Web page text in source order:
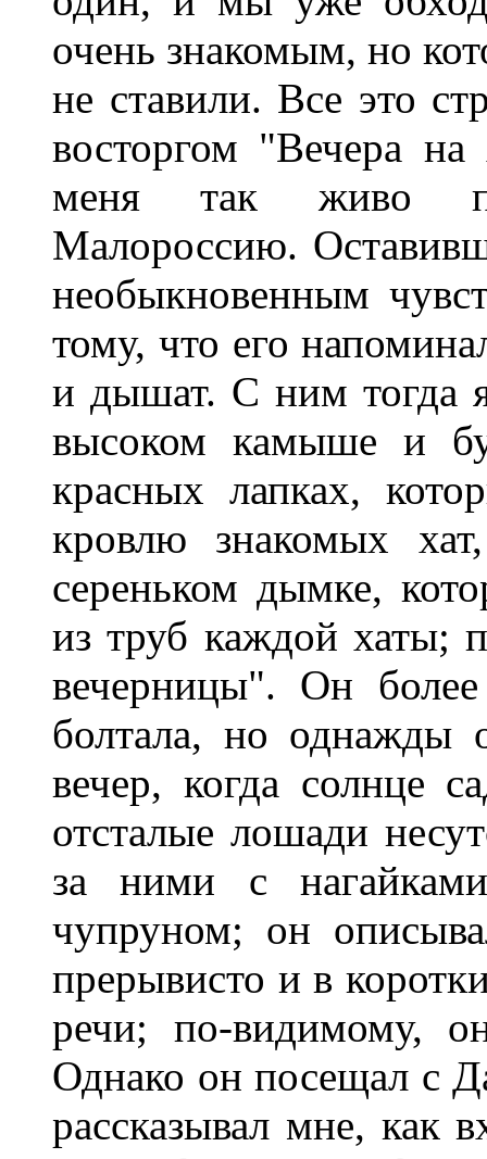
очень знакомым, но
не ставили. Все это
восторгом "Вечера
меня так живо
Малороссию.
необыкновенным
тому, что его
и дышат. С ним тогда
высоком камыше и
красных лапках,
кровлю знакомых
сереньком дымке,
из труб каждой хаты;
вечерницы". Он
болтала, но однажды
вечер, когда солнце
отсталые лошади
за ними с
чупруном; он
прерывисто и в
речи; по-видимому,
Однако он посещал с
рассказывал мне, как